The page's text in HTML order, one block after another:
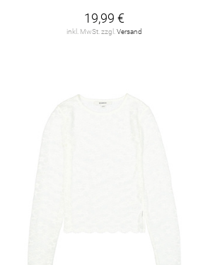
19,99 €
inkl. MwSt. zzgl.Versand